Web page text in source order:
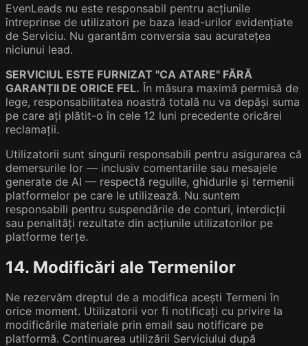
EvenLeads nu este responsabil pentru acțiunile
întreprinse de utilizatori pe baza lead-urilor evidențiate
de Serviciu. Nu garantăm conversia sau acuratețea
niciunui lead.
SERVICIUL ESTE FURNIZAT "CA ATARE" FĂRĂ
GARANȚII DE ORICE FEL. În măsura maximă permisă de
lege, responsabilitatea noastră totală nu va depăși suma
pe care ați plătit-o în cele 12 luni precedente oricărei
reclamații.
Utilizatorii sunt singurii responsabili pentru asigurarea că
demersurile lor — inclusiv comentariile sau mesajele
generate de AI — respectă regulile, ghidurile și termenii
platformelor pe care le utilizează. Nu suntem
responsabili pentru suspendările de conturi, interdicții
sau penalități rezultate din acțiunile utilizatorilor pe
platforme terțe.
14. Modificări ale Termenilor
Ne rezervăm dreptul de a modifica acești Termeni în
orice moment. Utilizatorii vor fi notificați cu privire la
modificările materiale prin email sau notificare pe
platformă. Continuarea utilizării Serviciului după